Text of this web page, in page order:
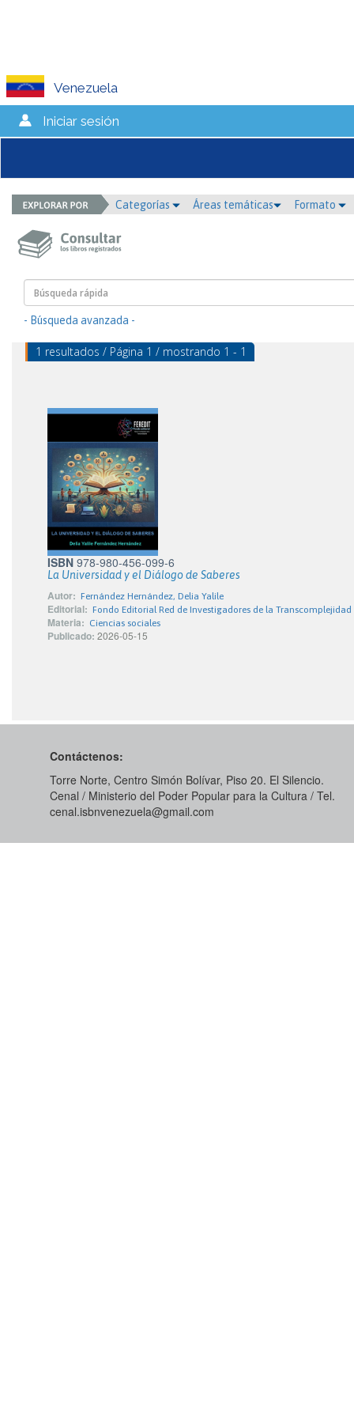
Venezuela
Iniciar sesión
Categorías Áreas temáticas Formato
- Búsqueda avanzada -
1 resultados / Página 1 / mostrando 1 - 1
ISBN 978-980-456-099-6
La Universidad y el Diálogo de Saberes
Autor: Fernández Hernández, Delia Yalile
Editorial: Fondo Editorial Red de Investigadores de la Transcomplejidad
Materia: Ciencias sociales
Publicado: 2026-05-15
Contáctenos:
Torre Norte, Centro Simón Bolívar, Piso 20. El Silencio.
Cenal / Ministerio del Poder Popular para la Cultura / Tel.
cenal.isbnvenezuela@gmail.com